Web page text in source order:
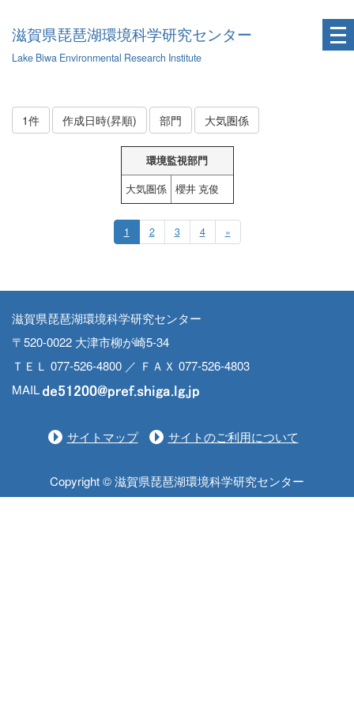
滋賀県琵琶湖環境科学研究センター
Lake Biwa Environmental Research Institute
1件 作成日時(昇順) 部門 大気圏係
環境監視部門
大気圏係
櫻井 克俊
1 2 3 4 »
滋賀県琵琶湖環境科学研究センター
〒520-0022 大津市柳が崎5-34
ＴＥＬ 077-526-4800 ／ ＦＡＸ 077-526-4803
MAIL
サイトマップ サイトのご利用について
Copyright © 滋賀県琵琶湖環境科学研究センター